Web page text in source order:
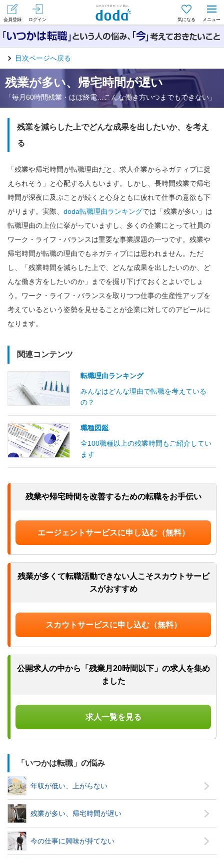
会員登録
ログイン
気になる
目次ページへ戻る
残業が多い、帰宅時間が遅い
「毎月60時間残業・ほぼ終電…こんな働き方いつまでもできない」
残業を減らした上でどんな成果を出したいか、を考え
る
「残業や帰宅時間が転職理由だと、求人企業からネガティブに捉
えられそう」と心配する人もいます。しかし、長時間残業で帰宅
時間が深夜に及ぶことが続くと心身ともに疲れて仕事の意欲も下
がります。実際、 doda転職理由ランキングでは「残業が多い」は
転職理由の上位に挙がっていますし、多くの企業にとって社員の
ワーク・ライフ・バランスは重要な事業課題の一つです。残業や
帰宅時間が転職の理由でもネガティブには思われません。ただ
し、「残業時間を減らした上で、どんな成果を出したいのか、ど
んな働き方をしたいのか」までを掘り下げておくとよいでしょ
う。ワーク・ライフ・バランスを取りつつ仕事の生産性アップを
考えているという姿勢を見せることが企業に対してのアピールに
なります。
関連コンテンツ
転職理由ランキング
みんなはどんな理由で転職を考えている
の？
職種図鑑
全100職種以上の残業時間もご紹介してい
ます
残業や帰宅時間を改善するための転職をお手伝い
エージェントサービスに申し込む（無料）
残業が多くて転職活動できない人 こそスカウトサービ
スがおすすめ
スカウトサービスに申し込む（無料）
公開求人の中から「残業月20時間以下」 の求人を集め
ました
求人一覧を見る
「いつかは転職」の悩み
年収が低い、上がらない
残業が多い、帰宅時間が遅い
今の仕事に興味が持てない